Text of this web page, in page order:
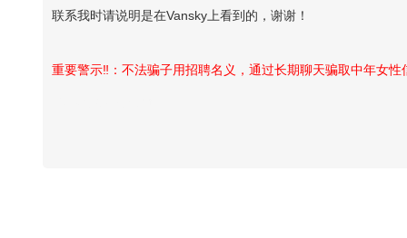
联系我时请说明是在Vansky上看到的，谢谢！
重要警示‼️：不法骗子用招聘名义，通过长期聊天骗取中年女